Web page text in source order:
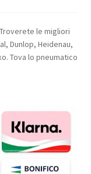
le migliori
Dunlop, Heidenau,
Tova lo pneumatico